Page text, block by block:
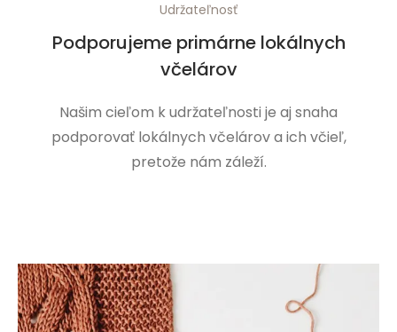
Udržateľnosť
Podporujeme primárne lokálnych
včelárov
Našim cieľom k udržateľnosti je aj snaha
podporovať lokálnych včelárov a ich včieľ,
pretože nám záleží.